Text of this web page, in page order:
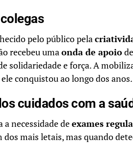
pelo público pela
recebeu umaonda de apoio
solidariedade e força. A
conquistou ao longo dos anos.
cuidados com a
a necessidade deexames
dos mais letais, mas quando